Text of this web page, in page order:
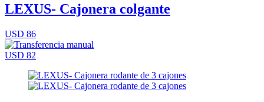
LEXUS- Cajonera colgante
USD 86
USD 82